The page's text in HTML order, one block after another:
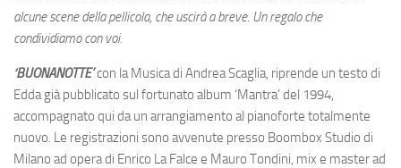
alcune scene della pellicola, che uscirà a breve. Un regalo che
condividiamo con voi.
‘BUONANOTTE’con la Musica di Andrea Scaglia, riprende un testo di
Edda già pubblicato sul fortunato album ‘Mantra’ del 1994,
accompagnato qui da un arrangiamento al pianoforte totalmente
nuovo. Le registrazioni sono avvenute presso Boombox Studio di
Milano ad opera di Enrico La Falce e Mauro Tondini, mix e master ad